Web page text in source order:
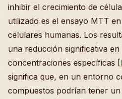
inhibir el crecimiento de
utilizado es el ensayo MTT
celulares humanas. Los
una reducción significativa
concentraciones específicas [
significa que, en un entorno
compuestos podrían tener